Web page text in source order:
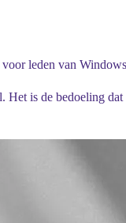
leden van
is de bedoeling